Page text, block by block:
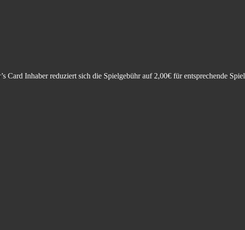
Card Inhaber reduziert sich die Spielgebühr auf 2,00€ für entsprechende